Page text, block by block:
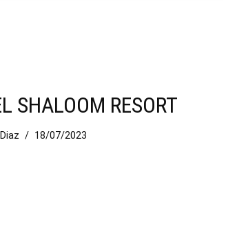
SHALOOM RESORT
18/07/2023